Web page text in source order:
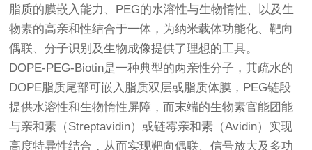
脂质的膜嵌入能力、PEG的水溶性与生物惰性、以及生
物素的高亲和性结合于一体，为纳米载体功能化、靶向
偶联、分子识别及生物成像提供了理想的工具。
DOPE-PEG-Biotin是一种典型的两亲性分子，其疏水的
DOPE脂质尾部可嵌入脂质双层或脂质体膜，PEG链段
提供水溶性和生物惰性屏障，而末端的生物素官能团能
与亲和素（Streptavidin）或链霉亲和素（Avidin）实现
高度特异性结合，从而实现靶向偶联、信号放大及多功